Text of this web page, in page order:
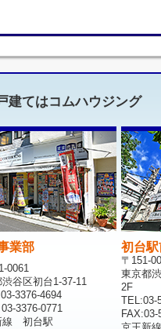
建てはコムハウジング
業部
0061
谷区初台1-37-11
3376-4694
3376-0771
線 初台駅
初台
〒151-
東京都
2F
TEL:03-
FAX:03-